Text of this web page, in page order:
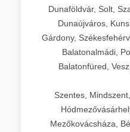
Dunaföldvár, Solt,
Dunaújváros,
Gárdony,
Balatonalmádi,
Balatonfüred,
Szentes,
Mezőkovácsháza,